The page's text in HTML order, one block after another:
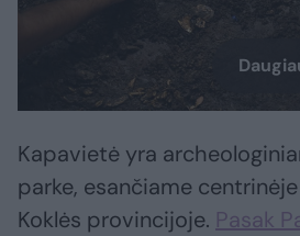
Kapavietė yra
parke, esančiame
Koklės provincijoje. Pasak